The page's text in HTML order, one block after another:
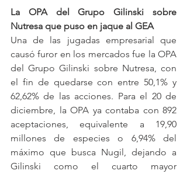
La OPA del Grupo Gilinski sobre
Nutresa que puso en jaque al GEA
Una de las jugadas empresarial que
causó furor en los mercados fue la OPA
del Grupo Gilinski sobre Nutresa, con
el fin de quedarse con entre 50,1% y
62,62% de las acciones. Para el 20 de
diciembre, la OPA ya contaba con 892
aceptaciones, equivalente a 19,90
millones de especies o 6,94% del
máximo que busca Nugil, dejando a
Gilinski como el cuarto mayor